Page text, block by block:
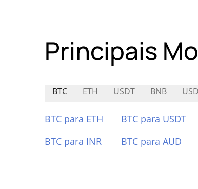
Principais
BTC ETH USDT BNB
BTC para ETH BTC para USDT
BTC para INR
BTC para AUD